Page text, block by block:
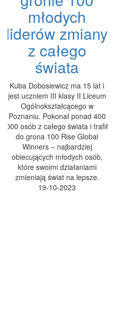
młodych
liderów zmiany
z całego
świata
Kuba Dobosiewicz ma 15 lat i
jest uczniem III klasy II Liceum
Ogólnokształcącego w
Poznaniu. Pokonał ponad 400
000 osób z całego świata i trafił
do grona 100 Rise Global
Winners – najbardziej
obiecujących młodych osób,
które swoimi działaniami
zmieniają świat na lepsze.
19-10-2023